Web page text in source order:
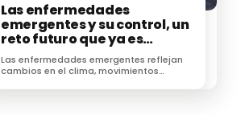
Las enfermedades
emergentes y su control, un
reto futuro que ya es
presente
Las enfermedades emergentes reflejan
cambios en el clima, movimientos
vigilancia sanitaria proactiva.